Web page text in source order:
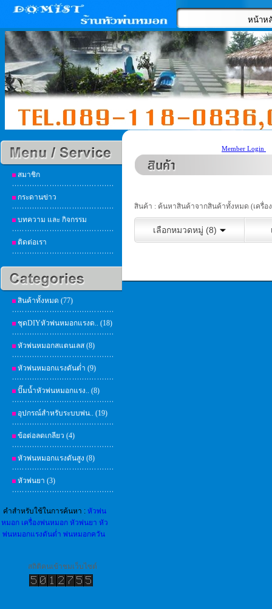
หน้าห
สมาชิก
กระดานข่าว
บทความ และ กิจกรรม
ติดต่อเรา
สินค้าทั้งหมด (77)
ชุดDIYหัวพ่นหมอกแรงด.. (18)
หัวพ่นหมอกสแตนเลส (8)
หัวพ่นหมอกแรงดันต่ำ (9)
ปั๊มน้ำหัวพ่นหมอกแรง.. (8)
อุปกรณ์สำหรับระบบพ่น.. (19)
ข้อต่อลดเกลียว (4)
หัวพ่นหมอกแรงดันสูง (8)
หัวพ่นยา (3)
คำสำหรับใช้ในการค้นหา :หัวพ่น
หมอก เครื่องพ่นหมอก หัวพ่นยา หัว
พ่นหมอกแรงดันต่ำ พ่นหมอกควัน
สถิติคนเข้าชมเว็บไซต์
Member Login
สินค้า : ค้นหาสินค้าจากสินค้าทั้งหมด (เครื่อ
เลือกหมวดหมู่ (8)